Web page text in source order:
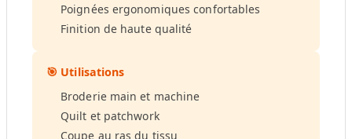
Poignées ergonomiques confortables
Finition de haute qualité
🎯 Utilisations
Broderie main et machine
Quilt et patchwork
Coupe au ras du tissu